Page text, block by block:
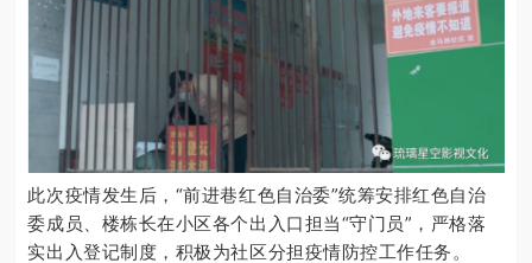
此次疫情发生后，“前进巷红色自治委”统筹安排红色自治
委成员、楼栋长在小区各个出入口担当“守门员”，严格落
实出入登记制度，积极为社区分担疫情防控工作任务。